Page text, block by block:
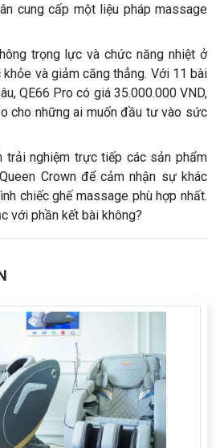
cung cấp một liệu pháp massage
trọng lực và chức năng nhiệt ở
và giảm căng thẳng. Với 11 bài
QE66 Pro có giá 35.000.000 VND,
cho những ai muốn đầu tư vào sức
trải nghiệm trực tiếp các sản phẩm
Crown để cảm nhận sự khác
chiếc ghế massage phù hợp nhất.
với phần kết bài không?